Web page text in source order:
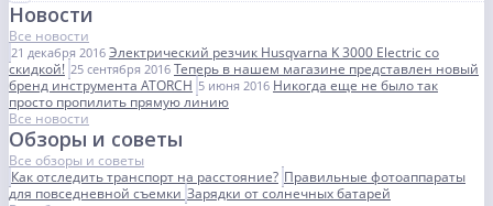
Новости
Все новости
21 декабря 2016 Электрический резчик Husqvarna K 3000 Electric со
скидкой! 25 сентября 2016 Теперь в нашем магазине представлен новый
бренд инструмента ATORCH 5 июня 2016 Никогда еще не было так
просто пропилить прямую линию
Все новости
Обзоры и советы
Все обзоры и советы
Как отследить транспорт на расстояние? Правильные фотоаппараты
для повседневной съемки Зарядки от солнечных батарей